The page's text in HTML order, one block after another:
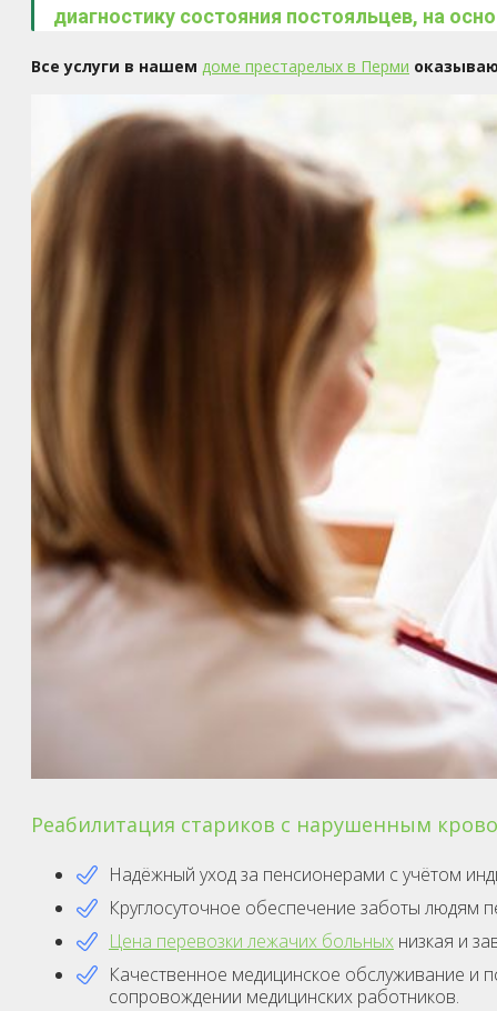
диагностику состояния постояльцев, на
Все услуги в нашем доме престарелых в Перми
Реабилитация стариков с нарушенным
Надёжный уход за пенсионерами с учётом
Круглосуточное обеспечение заботы людям
Цена перевозки лежачих больных низкая и
Качественное медицинское обслуживание и
сопровождении медицинских работников.